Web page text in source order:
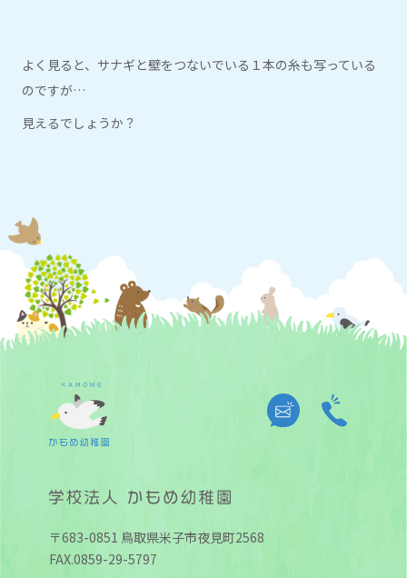
よく見ると、サナギと壁をつないでいる１本の糸も写っている
のですが…
見えるでしょうか？
〒683-0851 鳥取県米子市夜見町2568
FAX.0859-29-5797